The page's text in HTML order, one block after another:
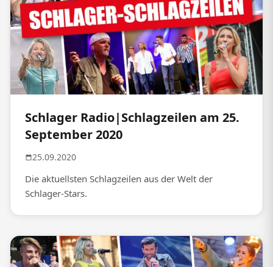
Schlager Radio|Schlagzeilen am 25.
September 2020
25.09.2020
Die aktuellsten Schlagzeilen aus der Welt der
Schlager-Stars.